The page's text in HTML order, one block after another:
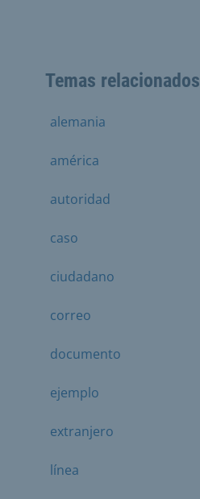
Temas relacionados
alemania
américa
autoridad
caso
ciudadano
correo
documento
ejemplo
extranjero
línea